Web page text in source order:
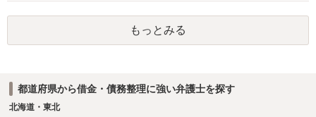
ょう。
もっとみる
都道府県から借金・債務整理に強い弁護士を探す
北海道・東北